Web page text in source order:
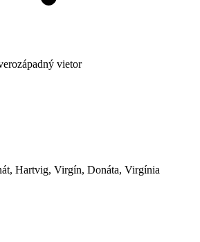
vietor
Hartvig, Virgín, Donáta, Virgínia